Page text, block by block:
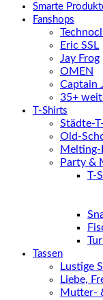
Smarte
Fanshops
Eric SSL
Jay Frog
OMEN
Captain
35+
T-Shirts
Städte-
Old-
Melting-
Party &
T-
Tassen
Lustige
Liebe,
Mutter-